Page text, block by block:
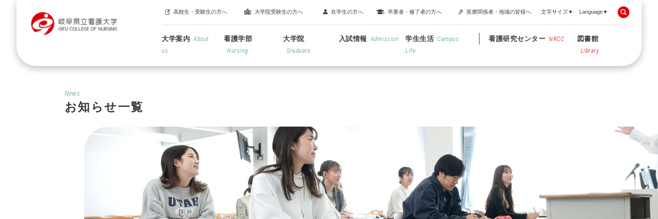
高校生・受験生の方へ 大学院受験生の方へ 在学生の方へ 卒業者・修了者の方へ 医療関係者・地域の皆様へ 文字サイズ▼ Language▼
大学案内 About
us
看護学部
Nursing
大学院
Graduate
入試情報 Admission 学生生活 Campus
Life
看護研究センター NRCC 図書館
Library
News
お知らせ一覧